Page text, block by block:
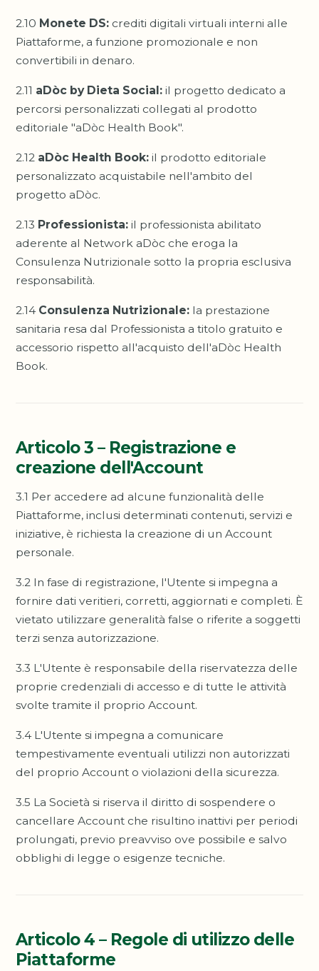
2.10 Monete DS: crediti digitali virtuali interni alle
Piattaforme, a funzione promozionale e non
convertibili in denaro.
2.11 aDòc by Dieta Social: il progetto dedicato a
percorsi personalizzati collegati al prodotto
editoriale "aDòc Health Book".
2.12 aDòc Health Book: il prodotto editoriale
personalizzato acquistabile nell'ambito del
progetto aDòc.
2.13 Professionista: il professionista abilitato
aderente al Network aDòc che eroga la
Consulenza Nutrizionale sotto la propria esclusiva
responsabilità.
2.14 Consulenza Nutrizionale: la prestazione
sanitaria resa dal Professionista a titolo gratuito e
accessorio rispetto all'acquisto dell'aDòc Health
Book.
Articolo 3 – Registrazione e
creazione dell'Account
3.1 Per accedere ad alcune funzionalità delle
Piattaforme, inclusi determinati contenuti, servizi e
iniziative, è richiesta la creazione di un Account
personale.
3.2 In fase di registrazione, l'Utente si impegna a
fornire dati veritieri, corretti, aggiornati e completi. È
vietato utilizzare generalità false o riferite a soggetti
terzi senza autorizzazione.
3.3 L'Utente è responsabile della riservatezza delle
proprie credenziali di accesso e di tutte le attività
svolte tramite il proprio Account.
3.4 L'Utente si impegna a comunicare
tempestivamente eventuali utilizzi non autorizzati
del proprio Account o violazioni della sicurezza.
3.5 La Società si riserva il diritto di sospendere o
cancellare Account che risultino inattivi per periodi
prolungati, previo preavviso ove possibile e salvo
obblighi di legge o esigenze tecniche.
Articolo 4 – Regole di utilizzo delle
Piattaforme